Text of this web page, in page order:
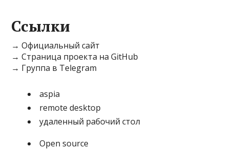
Ссылки
→ Официальный сайт
→ Страница проекта на GitHub
→ Группа в Telegram
aspia
remote desktop
удаленный рабочий стол
Open source